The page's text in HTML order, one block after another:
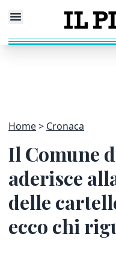
Home Cronaca
Il Comune
aderisce
delle
ecco chi